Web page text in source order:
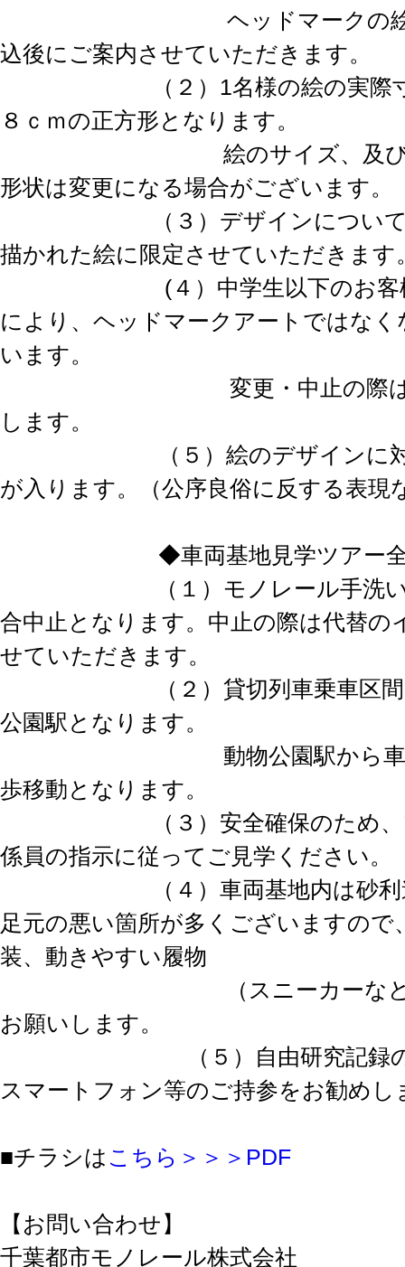
ヘッドマークの絵の送
込後にご案内させていただきます。
（２）1名様の絵の実際寸法
８ｃｍの正方形となります。
絵のサイズ、及びヘッ
形状は変更になる場合がございます。
（３）デザインについては
描かれた絵に限定させていただきます
(４）中学生以下のお客様
により、ヘッドマークアートではなく
います。
変更・中止の際は再度
します。
（５）絵のデザインに対し
が入ります。（公序良俗に反する表
◆車両基地見学ツアー全体
（１）モノレール手洗い体
合中止となります。中止の際は代替の
せていただきます。
（２）貸切列車乗車区間は
公園駅となります。
動物公園駅から車両基
歩移動となります。
（３）安全確保のため、ツ
係員の指示に従ってご見学ください。
（４）車両基地内は砂利道
足元の悪い箇所が多くございますので
装、動きやすい履物
（スニーカーなど）で
お願いします。
（５）自由研究記録のた
スマートフォン等のご持参をお勧めし
■チラシは こちら＞＞＞PDF
【お問い合わせ】
千葉都市モノレール株式会社